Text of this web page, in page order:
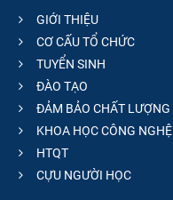
GIỚI THIỆU
CƠ CẤU TỔ CHỨC
TUYỂN SINH
ĐÀO TẠO
ĐẢM BẢO CHẤT LƯỢNG
KHOA HỌC CÔNG NGHỆ
HTQT
CỰU NGƯỜI HỌC